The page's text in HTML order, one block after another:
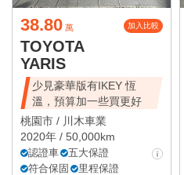
38.80 萬 加入比較
TOYOTA
YARIS
少見豪華版有IKEY 恆
溫，預算加一些買更好
桃園市 / 川木車業
2020年 / 50,000km
認證車
五大保證
符合保固
里程保證